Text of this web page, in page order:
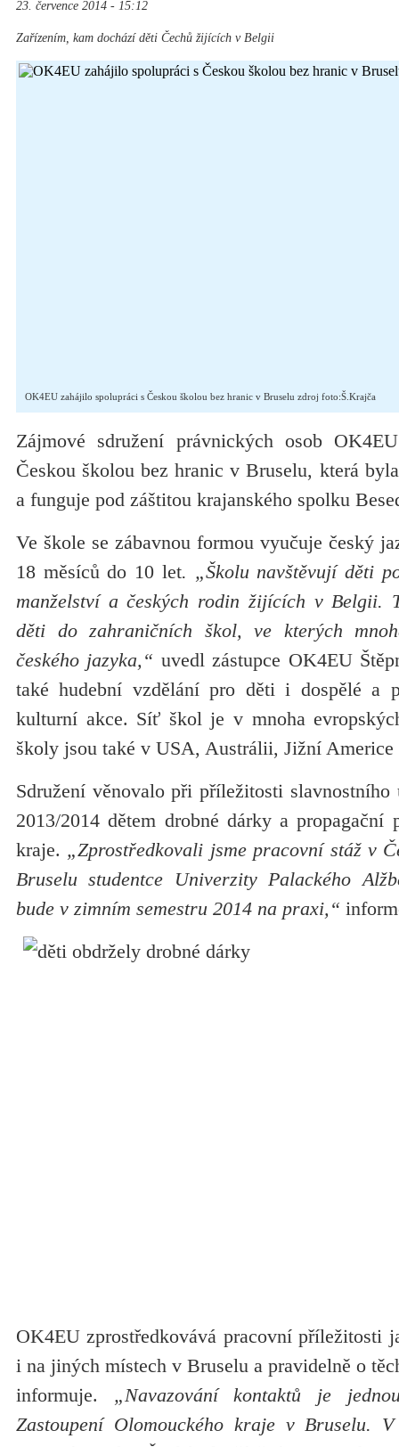
23. července 2014 - 15:12
Zařízením, kam dochází děti Čechů žijících v Belgii
OK4EU zahájilo spolupráci s Českou školou bez hranic v Bruselu zdroj foto:Š.Krajča
Zájmové sdružení právnických osob
Českou školou bez hranic v Bruselu, která
a funguje pod záštitou krajanského spolku
Ve škole se zábavnou formou vyučuje český
18 měsíců do 10 let. „Školu navštěvují děti
manželství a českých rodin žijících v Belgii.
děti do zahraničních škol, ve kterých
českého jazyka,“ uvedl zástupce OK4EU
také hudební vzdělání pro děti i dospělé a
kulturní akce. Síť škol je v mnoha
školy jsou také v USA, Austrálii, Jižní
Sdružení věnovalo při příležitosti
2013/2014 dětem drobné dárky a propagační
kraje. „Zprostředkovali jsme pracovní stáž v
Bruselu studentce Univerzity Palackého
bude v zimním semestru 2014 na praxi,“
OK4EU zprostředkovává pracovní příležitosti
i na jiných místech v Bruselu a pravidelně o
informuje. „Navazování kontaktů je
Zastoupení Olomouckého kraje v Bruselu.